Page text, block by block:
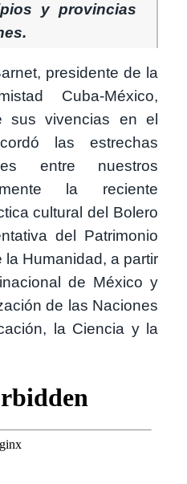
y provincias
presidente de la
Cuba-México,
sus vivencias en el
las estrechas
entre nuestros
la reciente
cultural del Bolero
del Patrimonio
la Humanidad, a partir
de México y
de las Naciones
la Ciencia y la